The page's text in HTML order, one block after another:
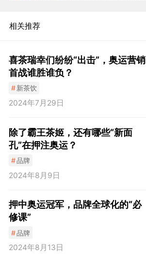
相关推荐
喜茶瑞幸们纷纷“出击”，奥运营销
首战谁胜谁负？
#新茶饮
2024年7月29日
除了霸王茶姬，还有哪些“新面
孔”在押注奥运？
#品牌
2024年8月9日
押中奥运冠军，品牌全球化的“必
修课”
#品牌
2024年8月13日